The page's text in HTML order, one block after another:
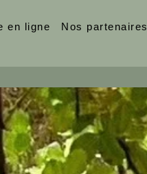
en ligne Nos partenaires